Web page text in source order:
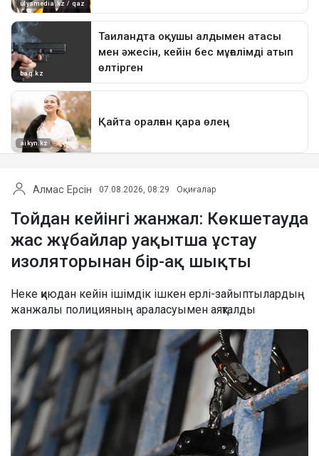
Алмас Ерсін 07.08.2026, 08:29 Оқиғалар
Тойдан кейінгі жанжал: Көкшетауда
жас жұбайлар уақытша ұстау
изоляторынан бір-ақ шықты
Неке қиюдан кейін ішімдік ішкен ерлі-зайыптылардың
жанжалы полицияның араласуымен аяқталды